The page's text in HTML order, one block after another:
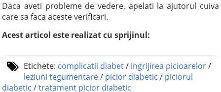
Daca aveti probleme de vedere, apelati la ajutorul cuiva
care sa faca aceste verificari.
Acest articol este realizat cu sprijinul:
Etichete: complicatii diabet/ ingrijirea picioarelor/
leziuni tegumentare/ picior diabetic / piciorul
diabetic /tratament picior diabetic